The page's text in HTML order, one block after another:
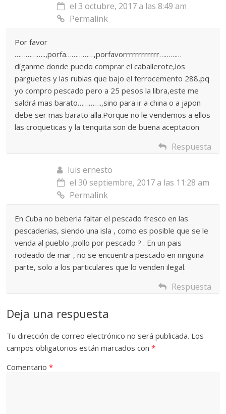
el 3 octubre, 2017 a las 8:49 am
Permalink
Por favor
……………..,porfa……………,porfavorrrrrrrrrrrr…………
díganme donde puedo comprar el caballerote,los
parguetes y las rubias que bajo el ferrocemento 288,pq
yo compro pescado pero a 25 pesos la libra,este me
saldrá mas barato………….,sino para ir a china o a japon
debe ser mas barato alla.Porque no le vendemos a ellos
las croqueticas y la tenquita son de buena aceptacion
Respuesta
luis ernesto
el 30 septiembre, 2017 a las 11:28 am
Permalink
En Cuba no beberia faltar el pescado fresco en las
pescaderias, siendo una isla , como es posible que se le
venda al pueblo ,pollo por pescado ? . En un pais
rodeado de mar , no se encuentra pescado en ninguna
parte, solo a los particulares que lo venden ilegal.
Respuesta
Deja una respuesta
Tu dirección de correo electrónico no será publicada. Los
campos obligatorios están marcados con*
Comentario*